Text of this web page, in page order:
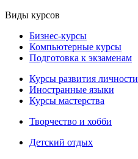
Виды курсов
Бизнес-курсы
Компьютерные курсы
Подготовка к экзаменам
Курсы развития личности
Иностранные языки
Курсы мастерства
Творчество и хобби
Детский отдых